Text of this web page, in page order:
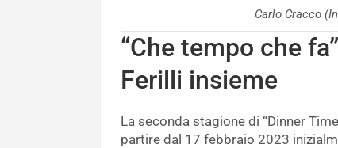
Carlo Cracco
“Che tempo che
Ferilli insieme
La seconda stagione di “Dinner
partire dal 17 febbraio 2023